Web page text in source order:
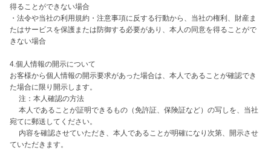
得ることができない場合
・法令や当社の利用規約・注意事項に反する行動から、当社の権利、財産ま
たはサービスを保護または防御する必要があり、本人の同意を得ることがで
きない場合
4.個人情報の開示について
お客様から個人情報の開示要求があった場合は、本人であることが確認でき
た場合に限り開示します。
注：本人確認の方法
本人であることが証明できるもの（免許証、保険証など）の写しを、当社
宛てに郵送してください。
内容を確認させていただき、本人であることが明確になり次第、開示させ